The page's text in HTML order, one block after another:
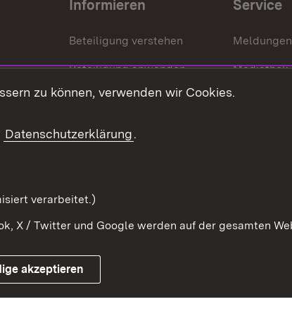
Informieren
Beteiligung verstehen
Beteiligung anwenden
Beteiligung stärken
Service
Meldungen
Mediathek
Impressum Kontakt
zu können, verwenden wir Cookies.
Datenschutzerklärung.
verarbeitet.)
X / Twitter und Google werden auf der gesamten
akzeptieren